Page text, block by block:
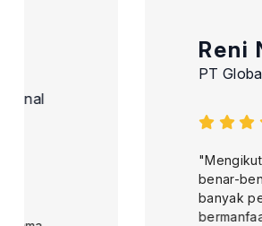
Reni Novella
PT Global Service Wisata
"Mengikuti pelatihan di MKI
benar-benar luar biasa dan
banyak pencerahan yang
bermanfaat. Materi yang